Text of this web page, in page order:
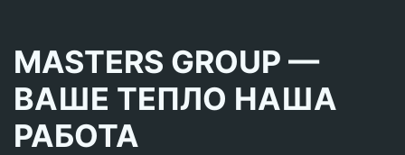
MASTERS GROUP —
ВАШЕ ТЕПЛО НАША
РАБОТА